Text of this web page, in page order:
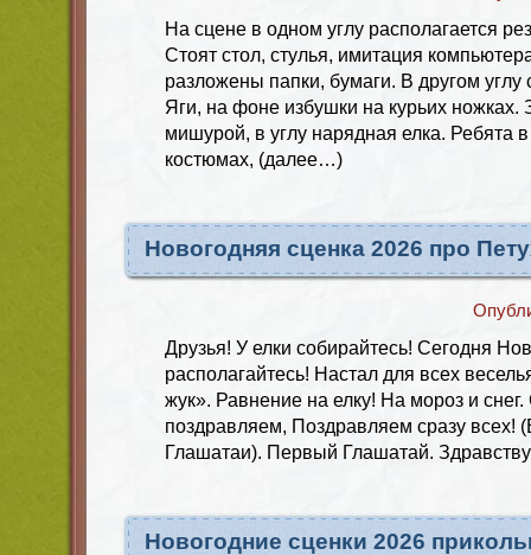
На сцене в одном углу располагается
Стоят стол, стулья, имитация
разложены папки, бумаги. В другом
Яги, на фоне избушки на курьих ножках.
мишурой, в углу нарядная елка. Ребята
костюмах, (далее…)
Новогодняя сценка 2026 про
Друзья! У елки собирайтесь! Сегодня
располагайтесь! Настал для всех
жук». Равнение на елку! На мороз и
поздравляем, Поздравляем сразу всех!
Глашатаи). Первый Глашатай.
Новогодние сценки 2026